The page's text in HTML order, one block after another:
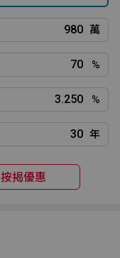
萬
%
%
年
按揭優惠